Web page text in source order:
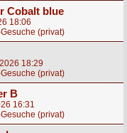
Cobalt blue
18:06
(privat)
18:29
(privat)
B
16:31
(privat)